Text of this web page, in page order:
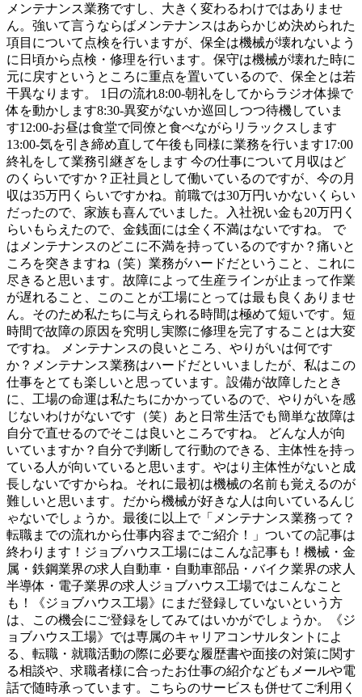
メンテナンス業務ですし、大きく変わるわけではありませ
ん。強いて言うならばメンテナンスはあらかじめ決められた
項目について点検を行いますが、保全は機械が壊れないよう
に日頃から点検・修理を行います。保守は機械が壊れた時に
元に戻すというところに重点を置いているので、保全とは若
干異なります。 1日の流れ8:00-朝礼をしてからラジオ体操で
体を動かします8:30-異変がないか巡回しつつ待機していま
す12:00-お昼は食堂で同僚と食べながらリラックスします
13:00-気を引き締め直して午後も同様に業務を行います17:00
終礼をして業務引継ぎをします 今の仕事について月収はど
のくらいですか？正社員として働いているのですが、今の月
収は35万円くらいですかね。前職では30万円いかないくらい
だったので、家族も喜んでいました。入社祝い金も20万円く
らいもらえたので、金銭面には全く不満はないですね。 で
はメンテナンスのどこに不満を持っているのですか？痛いと
ころを突きますね（笑）業務がハードだということ、これに
尽きると思います。故障によって生産ラインが止まって作業
が遅れること、このことが工場にとっては最も良くありませ
ん。そのため私たちに与えられる時間は極めて短いです。短
時間で故障の原因を究明し実際に修理を完了することは大変
ですね。 メンテナンスの良いところ、やりがいは何です
か？メンテナンス業務はハードだといいましたが、私はこの
仕事をとても楽しいと思っています。設備が故障したとき
に、工場の命運は私たちにかかっているので、やりがいを感
じないわけがないです（笑）あと日常生活でも簡単な故障は
自分で直せるのでそこは良いところですね。 どんな人が向
いていますか？自分で判断して行動のできる、主体性を持っ
ている人が向いていると思います。やはり主体性がないと成
長しないですからね。それに最初は機械の名前も覚えるのが
難しいと思います。だから機械が好きな人は向いているんじ
ゃないでしょうか。最後に以上で「メンテナンス業務って？
転職までの流れから仕事内容までご紹介！」ついての記事は
終わります！ジョブハウス工場にはこんな記事も！機械・金
属・鉄鋼業界の求人自動車・自動車部品・バイク業界の求人
半導体・電子業界の求人ジョブハウス工場ではこんなこと
も！《ジョブハウス工場》にまだ登録していないという方
は、この機会にご登録をしてみてはいかがでしょうか。《ジ
ョブハウス工場》では専属のキャリアコンサルタントによ
る、転職・就職活動の際に必要な履歴書や面接の対策に関す
る相談や、求職者様に合ったお仕事の紹介などもメールや電
話で随時承っています。こちらのサービスも併せてご利用く